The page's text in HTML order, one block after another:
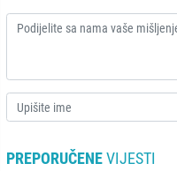
PREPORUČENEVIJESTI